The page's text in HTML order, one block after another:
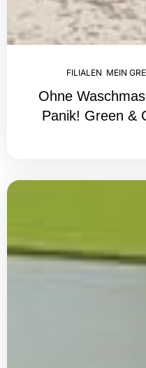
FILIALEN MEIN
Ohne
Panik! Green &